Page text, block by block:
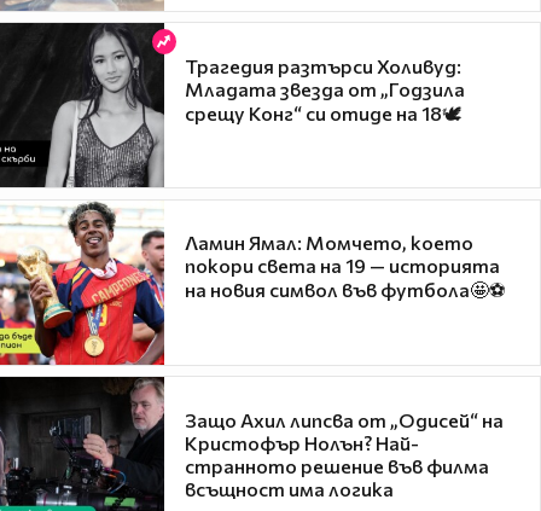
Трагедия разтърси Холивуд:
Младата звезда от „Годзила
срещу Конг“ си отиде на 18🕊️
Ламин Ямал: Момчето, което
покори света на 19 — историята
на новия символ във футбола🤩⚽
Защо Ахил липсва от „Одисей“ на
Кристофър Нолън? Най-
странното решение във филма
всъщност има логика